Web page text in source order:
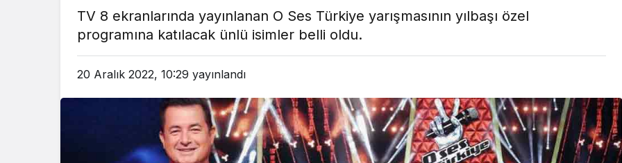
TV 8 ekranlarında yayınlanan O Ses Türkiye yarışmasının yılbaşı özel
programına katılacak ünlü isimler belli oldu.
20 Aralık 2022, 10:29 yayınlandı